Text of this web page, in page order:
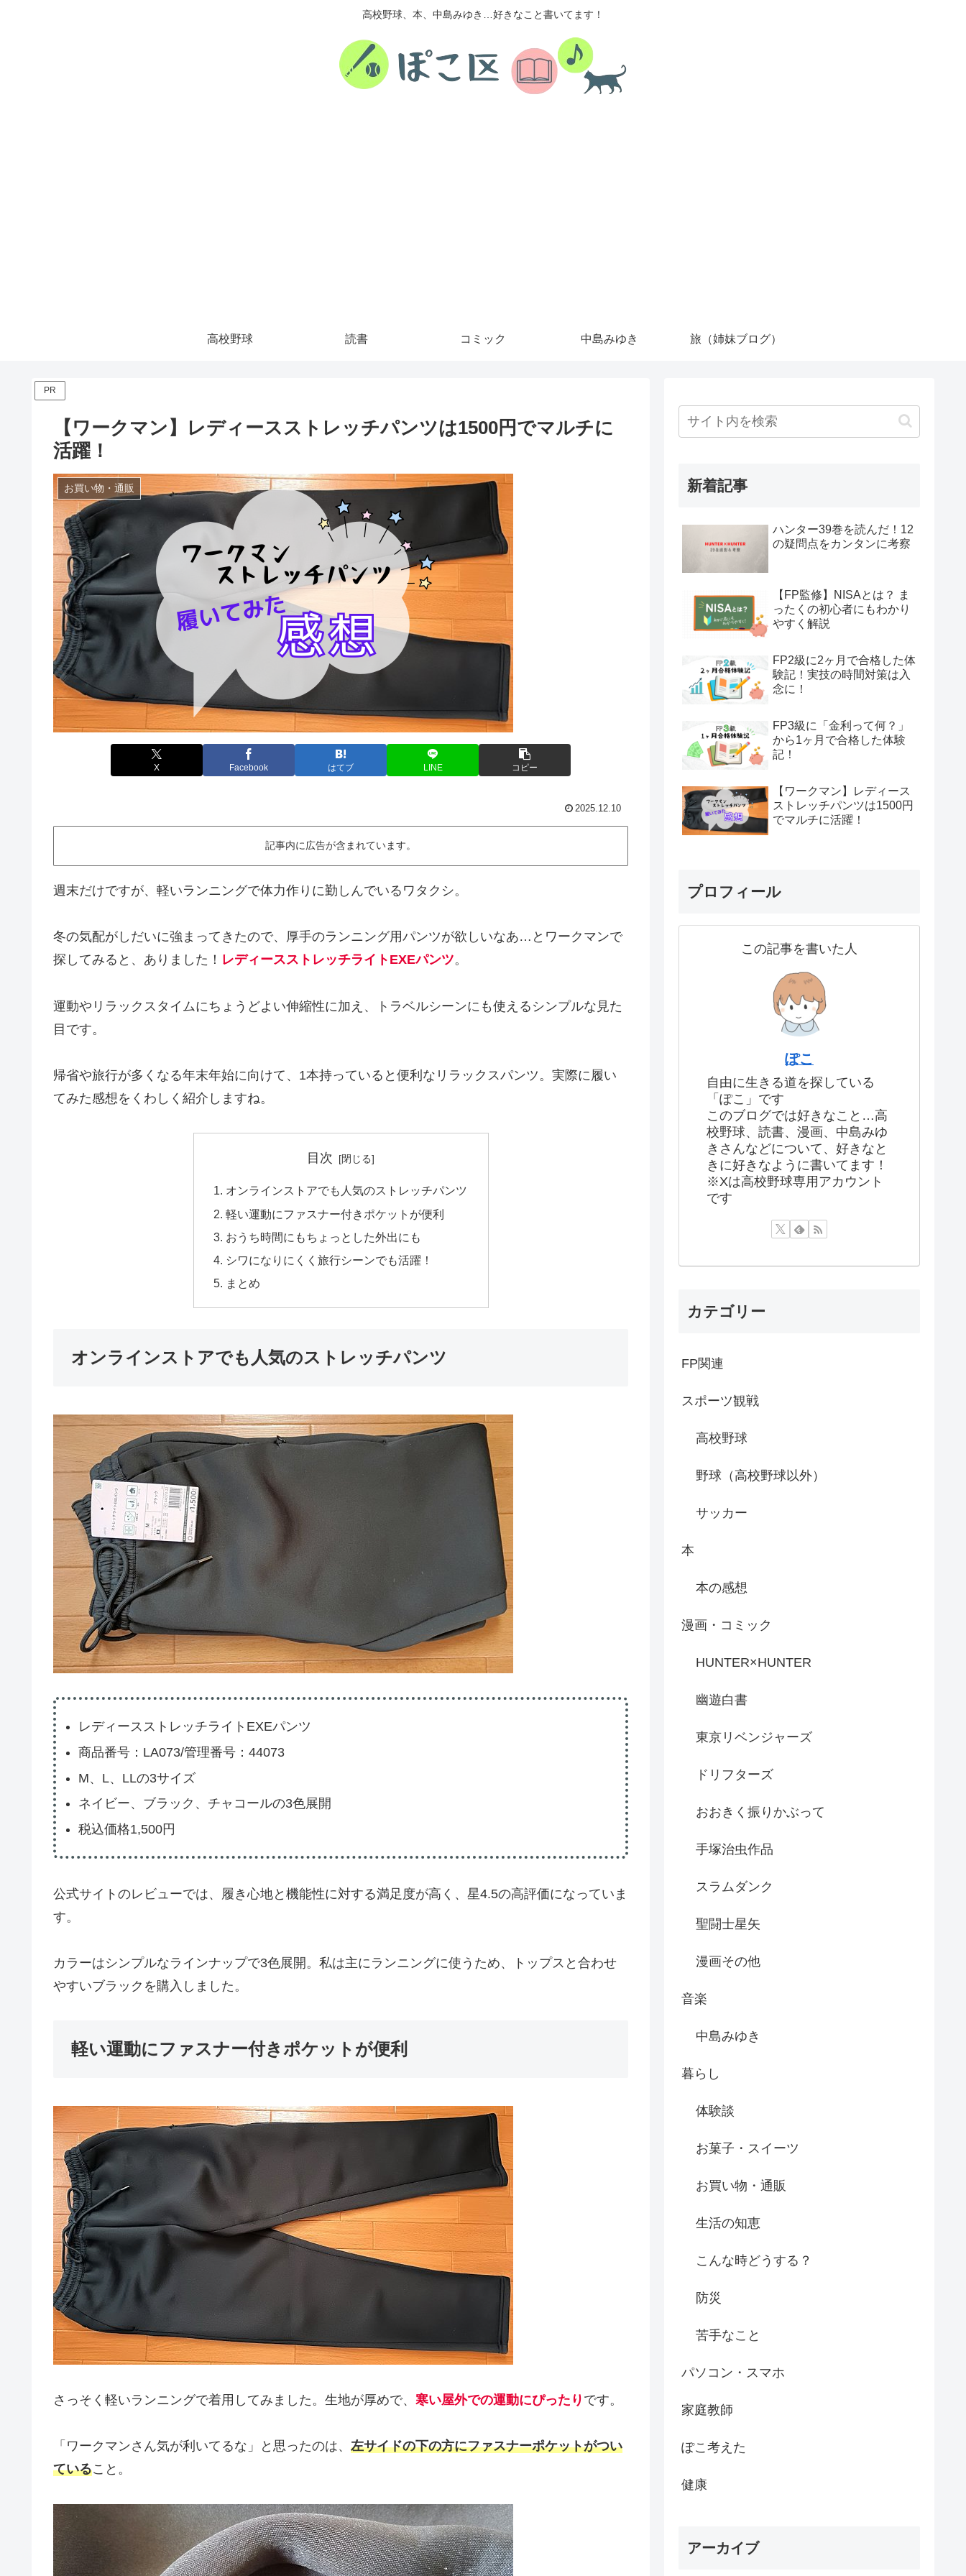
高校野球、本、中島みゆき…好きなこと書いてます！
高校野球 読書 コミック 中島みゆき 旅（姉妹ブログ）
PR
【ワークマン】レディースストレッチパンツは1500円でマルチに
活躍！
お買い物・通販
X Facebook はてブ LINE コピー
2025.12.10
記事内に広告が含まれています。
週末だけですが、軽いランニングで体力作りに勤しんでいるワタクシ。
冬の気配がしだいに強まってきたので、厚手のランニング用パンツが欲しいなあ…とワークマンで
探してみると、ありました！ レディースストレッチライトEXEパンツ。
運動やリラックスタイムにちょうどよい伸縮性に加え、トラベルシーンにも使えるシンプルな見た
目です。
帰省や旅行が多くなる年末年始に向けて、1本持っていると便利なリラックスパンツ。実際に履い
てみた感想をくわしく紹介しますね。
目次
オンラインストアでも人気のストレッチパンツ
軽い運動にファスナー付きポケットが便利
おうち時間にもちょっとした外出にも
シワになりにくく旅行シーンでも活躍！
まとめ
オンラインストアでも人気のストレッチパンツ
レディースストレッチライトEXEパンツ
商品番号：LA073/管理番号：44073
M、L、LLの3サイズ
ネイビー、ブラック、チャコールの3色展開
税込価格1,500円
公式サイトのレビューでは、履き心地と機能性に対する満足度が高く、星4.5の高評価になっていま
す。
カラーはシンプルなラインナップで3色展開。私は主にランニングに使うため、トップスと合わせ
やすいブラックを購入しました。
軽い運動にファスナー付きポケットが便利
さっそく軽いランニングで着用してみました。生地が厚めで、 寒い屋外での運動にぴったり です。
「ワークマンさん気が利いてるな」と思ったのは、 左サイドの下の方にファスナーポケットがつい
ていること。
新着記事
ハンター39巻を読んだ！12
の疑問点をカンタンに考察
【FP監修】NISAとは？ ま
ったくの初心者にもわかり
やすく解説
FP2級に2ヶ月で合格した体
験記！実技の時間対策は入
念に！
FP3級に「金利って何？」
から1ヶ月で合格した体験
記！
【ワークマン】レディース
ストレッチパンツは1500円
でマルチに活躍！
プロフィール
この記事を書いた人
ぽこ
自由に生きる道を探している
「ぽこ」です
このブログでは好きなこと…高
校野球、読書、漫画、中島みゆ
きさんなどについて、好きなと
きに好きなように書いてます！
※Xは高校野球専用アカウント
です
カテゴリー
FP関連
スポーツ観戦
高校野球
野球（高校野球以外）
サッカー
本
本の感想
漫画・コミック
HUNTER×HUNTER
幽遊白書
東京リベンジャーズ
ドリフターズ
おおきく振りかぶって
手塚治虫作品
スラムダンク
聖闘士星矢
漫画その他
音楽
中島みゆき
暮らし
体験談
お菓子・スイーツ
お買い物・通販
生活の知恵
こんな時どうする？
防災
苦手なこと
パソコン・スマホ
家庭教師
ぽこ考えた
健康
アーカイブ